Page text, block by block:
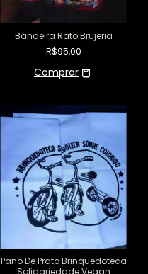
Bandeira Rato Brujeria
R$95,00
Pano De Prato Brinquedoteca
Solidariedade Vegan